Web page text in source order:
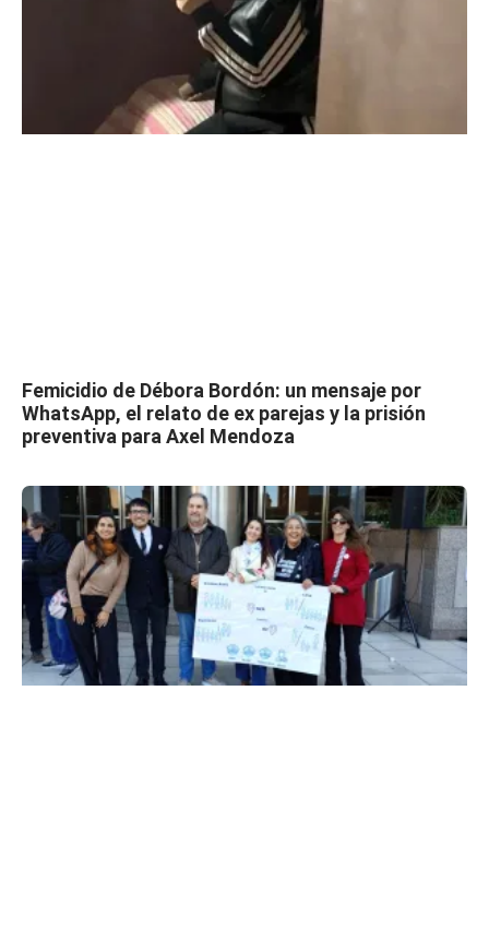
Femicidio de Débora Bordón: un mensaje por
WhatsApp, el relato de ex parejas y la prisión
preventiva para Axel Mendoza